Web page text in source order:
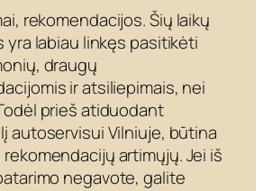
rekomendacijos. Šių laikų
yra labiau linkęs pasitikėti
draugų
ir atsiliepimais, nei
prieš atiduodant
autoservisui Vilniuje, būtina
artimųjų. Jei iš
negavote, galite